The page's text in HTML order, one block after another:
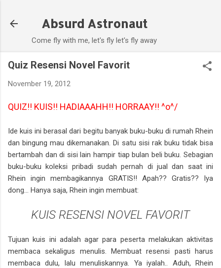
Absurd Astronaut
Come fly with me, let's fly let's fly away
Quiz Resensi Novel Favorit
November 19, 2012
QUIZ!! KUIS!! HADIAAAHH!! HORRAAY!! ^o^/
Ide kuis ini berasal dari begitu banyak buku-buku di rumah Rhein
dan bingung mau dikemanakan. Di satu sisi rak buku tidak bisa
bertambah dan di sisi lain hampir tiap bulan beli buku. Sebagian
buku-buku koleksi pribadi sudah pernah di jual dan saat ini
Rhein ingin membagikannya GRATIS!! Apah?? Gratis?? Iya
dong... Hanya saja, Rhein ingin membuat:
KUIS RESENSI NOVEL FAVORIT
Tujuan kuis ini adalah agar para peserta melakukan aktivitas
membaca sekaligus menulis. Membuat resensi pasti harus
membaca dulu, lalu menuliskannya. Ya iyalah.. Aduh, Rhein